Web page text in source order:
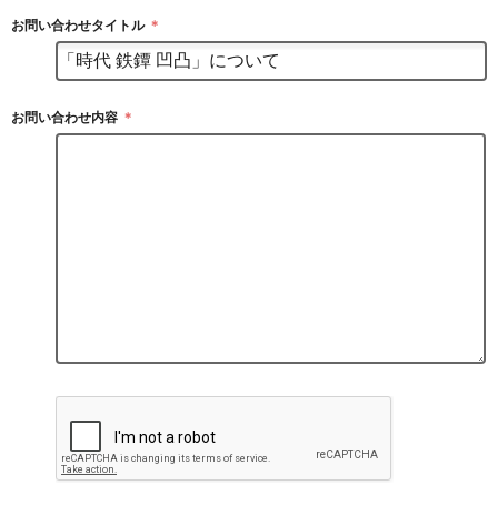
お問い合わせタイトル ＊
お問い合わせ内容 ＊